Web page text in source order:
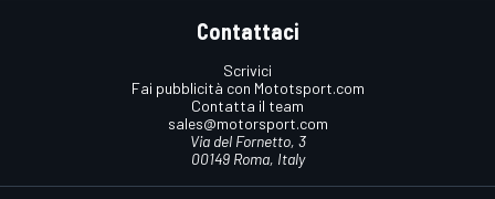
Contattaci
Scrivici
Fai pubblicità con Mototsport.com
Contatta il team
sales@motorsport.com
Via del Fornetto, 3
00149 Roma, Italy